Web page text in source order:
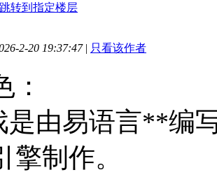
2-20 19:37:47 | 只看该作者
：
是由易语言**编
擎制作。